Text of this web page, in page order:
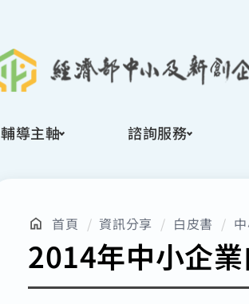
輔導主軸 諮詢服務
首頁 資訊分享 白皮書
2014年中小企